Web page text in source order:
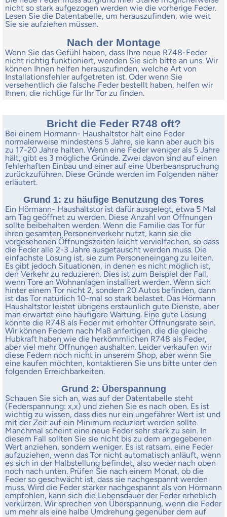
nicht so stark aufgezogen werden wie die vorherige Feder.
Lesen Sie die Datentabelle, um herauszufinden, wie weit
Sie sie aufziehen müssen.
Nach der Montage
Wenn Sie das Gefühl haben, dass Ihre neue R748-Feder
nicht richtig funktioniert, wenden Sie sich bitte an uns. Wir
können Ihnen helfen herauszufinden, welche Art von
Installationsfehler aufgetreten ist. Oder wenn Sie
versehentlich die falsche Feder bestellt haben, helfen wir
Ihnen, die richtige für Ihr Tor zu finden.
Bricht die Feder R748 oft?
Bei einem Hörmann- Haushaltstor hält eine Feder
normalerweise mindestens 5 Jahre, sie kann aber auch bis
zu 17-20 Jahre halten. Wenn eine Feder weniger als 5 Jahre
hält, gibt es 3 mögliche Gründe. Zwei davon sind auf einen
fehlerhaften Einbau und einer auf eine Überbeanspruchung
zurückzuführen. Diese Gründe werden im Folgenden näher
erläutert.
Grund 1: zu häufige Benutzung des Tores
Ein Hörmann- Haushaltstor ist dafür ausgelegt, etwa 5 Mal
am Tag geöffnet zu werden. Diese Anzahl von Öffnungen
sollte beibehalten werden. Wenn die Familie das Tor für
ihren gesamten Personenverkehr nutzt, kann sie die
vorgesehenen Öffnungszeiten leicht vervielfachen, so dass
die Feder alle 2-3 Jahre ausgetauscht werden muss. Die
einfachste Lösung ist, sie zum Personeneingang zu leiten.
Es gibt jedoch Situationen, in denen es nicht möglich ist,
den Verkehr zu reduzieren. Dies ist zum Beispiel der Fall,
wenn Tore an Wohnanlagen installiert werden. Wenn sich
hinter einem Tor nicht 2, sondern 20 Autos befinden, dann
ist das Tor natürlich 10-mal so stark belastet. Das Hörmann
Haushaltstor leistet übrigens erstaunlich gute Dienste, aber
man erwartet eine häufigere Wartung. Eine gute Lösung
könnte die R748 als Feder mit erhöhter Öffnungsrate sein.
Wir können Federn nach Maß anfertigen, die die gleiche
Hubkraft haben wie die herkömmlichen R748 als Feder,
aber viel mehr Öffnungen aushalten. Leider verkaufen wir
diese Federn noch nicht in unserem Shop, aber wenn Sie
eine kaufen möchten, kontaktieren Sie uns bitte unter den
folgenden Erreichbarkeiten.
Grund 2: Überspannung
Schauen Sie sich an, was auf der Datentabelle steht
(Federspannung: x,x) und ziehen Sie es nach oben. Es ist
wichtig zu wissen, dass dies nur ein ungefährer Wert ist und
mit der Zeit auf ein Minimum reduziert werden sollte.
Manchmal scheint eine neue Feder sehr stark zu sein. In
diesem Fall sollten Sie sie nicht bis zu dem angegebenen
Wert anziehen, sondern weniger. Es ist ratsam, eine Feder
aufzuziehen, wenn das Tor nicht automatisch anläuft, wenn
es sich in der Halbstellung befindet, also weder nach oben
noch nach unten. Prüfen Sie nach einem Monat, ob die
Feder so geschwächt ist, dass sie nachgespannt werden
muss. Wird die Feder stärker nachgespannt als von Hörmann
empfohlen, kann sich die Lebensdauer der Feder erheblich
verkürzen. Wir sprechen von Überspannung, wenn die Feder
um mehr als eine halbe Umdrehung gegenüber dem auf